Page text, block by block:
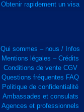
Obtenir rapidement un visa
Qui sommes – nous / Infos
Mentions légales – Crédits
Conditions de vente CGV
Questions fréquentes FAQ
Politique de confidentialité
Ambassades et consulats
Agences et professionnels